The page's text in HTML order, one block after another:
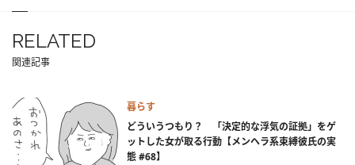
RELATED
関連記事
暮らす
どういうつもり？ 「決定的な浮気の証拠」をゲ
ットした女が取る行動【メンヘラ系束縛彼氏の実
態 #68】